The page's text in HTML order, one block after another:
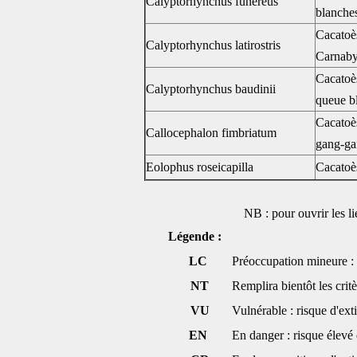
Calyptorhynchus latirostris
Calyptorhynchus baudinii
queue
Callocephalon fimbriatum
gang-
Eolophus roseicapilla
NB : pour ouvrir les
Légende :
LC
Préoccupation mineure
NT
Remplira bientôt les
VU
Vulnérable : risque
EN
En danger : risque